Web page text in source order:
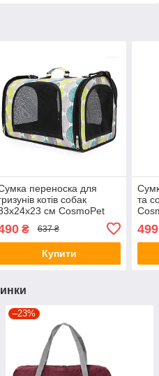
переноска для
котів собак
см CosmoPet
₴ 637 ₴
Купити
та
499
–23%